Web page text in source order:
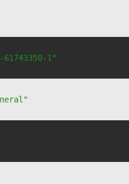
61743350-1"